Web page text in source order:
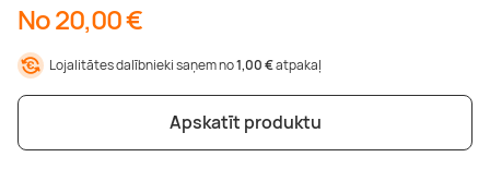
No 20,00 €
Lojalitātes dalībnieki saņem no1,00 €atpakaļ
Apskatīt produktu